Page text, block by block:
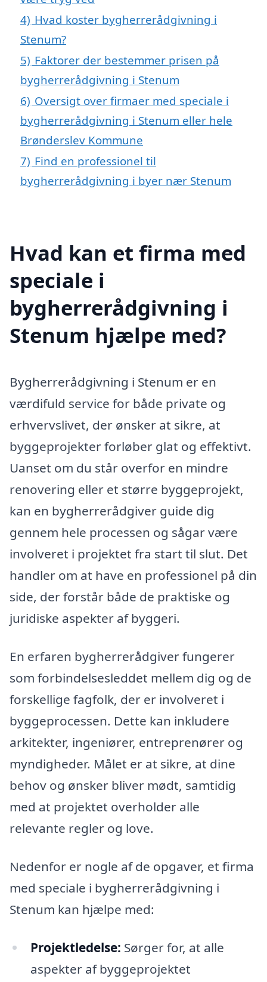
4) Hvad koster bygherrerådgivning i
Stenum?
5) Faktorer der bestemmer prisen på
bygherrerådgivning i Stenum
6) Oversigt over firmaer med speciale i
bygherrerådgivning i Stenum eller hele
Brønderslev Kommune
7) Find en professionel til
bygherrerådgivning i byer nær Stenum
Hvad kan et firma med
speciale i
bygherrerådgivning i
Stenum hjælpe med?
Bygherrerådgivning i Stenum er en
værdifuld service for både private og
erhvervslivet, der ønsker at sikre, at
byggeprojekter forløber glat og effektivt.
Uanset om du står overfor en mindre
renovering eller et større byggeprojekt,
kan en bygherrerådgiver guide dig
gennem hele processen og sågar være
involveret i projektet fra start til slut. Det
handler om at have en professionel på din
side, der forstår både de praktiske og
juridiske aspekter af byggeri.
En erfaren bygherrerådgiver fungerer
som forbindelsesleddet mellem dig og de
forskellige fagfolk, der er involveret i
byggeprocessen. Dette kan inkludere
arkitekter, ingeniører, entreprenører og
myndigheder. Målet er at sikre, at dine
behov og ønsker bliver mødt, samtidig
med at projektet overholder alle
relevante regler og love.
Nedenfor er nogle af de opgaver, et firma
med speciale i bygherrerådgivning i
Stenum kan hjælpe med:
Projektledelse: Sørger for, at alle
aspekter af byggeprojektet